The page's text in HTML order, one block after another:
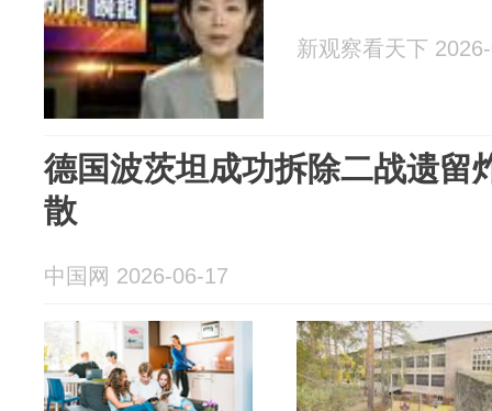
新观察看天下
德国波茨坦成功拆除二战遗留
散
中国网 2026-06-17